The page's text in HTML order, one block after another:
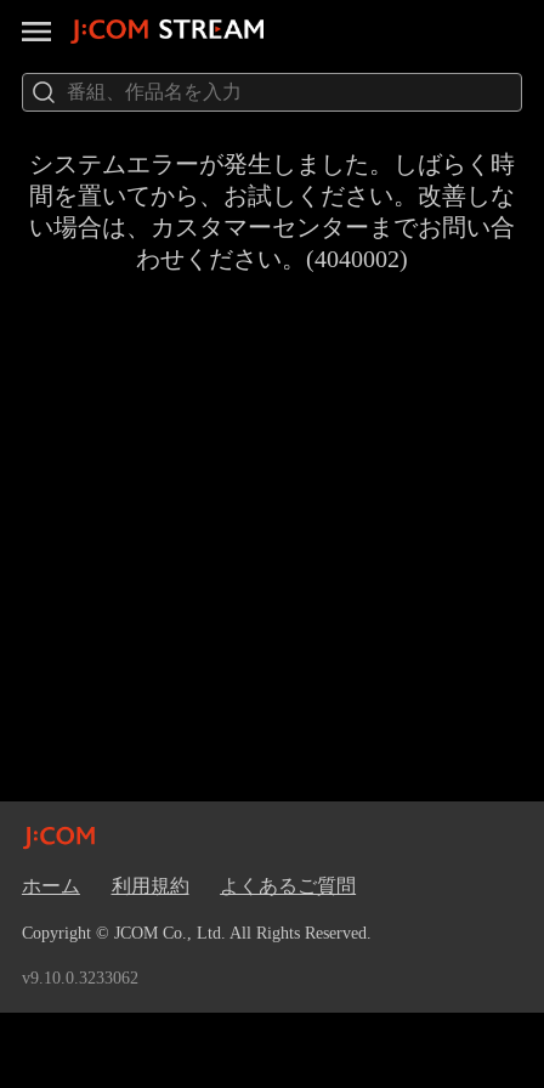
システムエラーが発生しました。しばらく時
間を置いてから、お試しください。改善しな
い場合は、カスタマーセンターまでお問い合
わせください。(4040002)
ホーム 利用規約 よくあるご質問
Copyright © JCOM Co., Ltd. All Rights Reserved.
v9.10.0.3233062